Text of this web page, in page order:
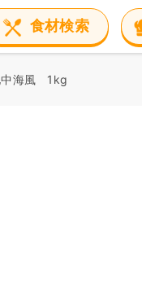
食材検索
海風 1kg